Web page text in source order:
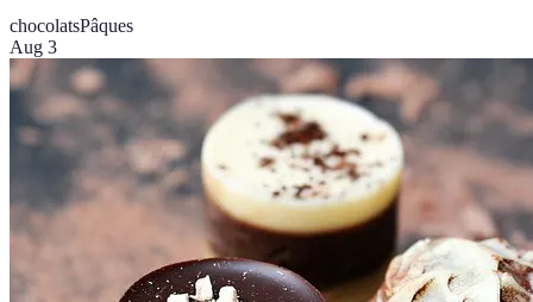
chocolatsPâques
Aug 3